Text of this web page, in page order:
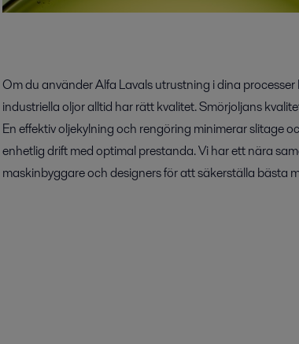
Om du använder Alfa Lavals utrustning i dina
industriella oljor alltid har rätt kvalitet. Smörjoljans
En effektiv oljekylning och rengöring minimerar slitage
enhetlig drift med optimal prestanda. Vi har ett nära
maskinbyggare och designers för att säkerställa bästa